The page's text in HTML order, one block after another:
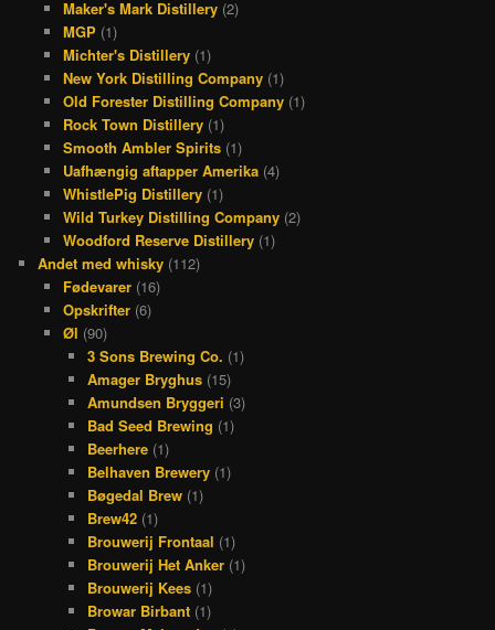
Maker's Mark Distillery(2)
MGP(1)
Michter's Distillery(1)
New York Distilling Company(1)
Old Forester Distilling Company(1)
Rock Town Distillery(1)
Smooth Ambler Spirits(1)
Uafhængig aftapper Amerika(4)
WhistlePig Distillery(1)
Wild Turkey Distilling Company(2)
Woodford Reserve Distillery(1)
Andet med whisky (112)
Fødevarer(16)
Opskrifter(6)
Øl (90)
3 Sons Brewing Co. (1)
Amager Bryghus (15)
Amundsen Bryggeri (3)
Bad Seed Brewing (1)
Beerhere (1)
Belhaven Brewery (1)
Bøgedal Brew (1)
Brew42 (1)
Brouwerij Frontaal (1)
Brouwerij Het Anker (1)
Brouwerij Kees (1)
Browar Birbant (1)